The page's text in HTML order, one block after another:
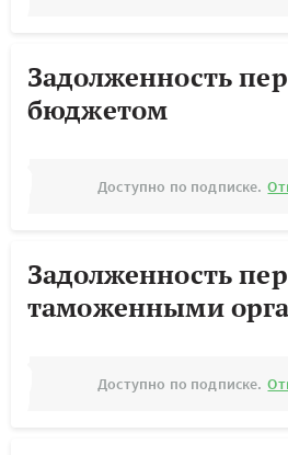
Задолженность
бюджетом
Доступно по подписке.
Задолженность
таможенными
Доступно по подписке.